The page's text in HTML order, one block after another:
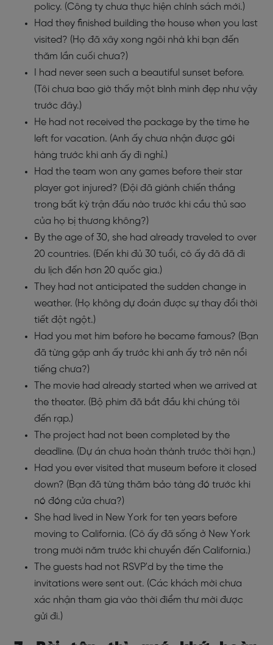
policy. (Công ty chưa thực hiện chính sách mới.)
Had they finished building the house when you last
visited? (Họ đã xây xong ngôi nhà khi bạn đến
thăm lần cuối chưa?)
I had never seen such a beautiful sunset before.
(Tôi chưa bao giờ thấy một bình minh đẹp như vậy
trước đây.)
He had not received the package by the time he
left for vacation. (Anh ấy chưa nhận được gói
hàng trước khi anh ấy đi nghỉ.)
Had the team won any games before their star
player got injured? (Đội đã giành chiến thắng
trong bất kỳ trận đấu nào trước khi cầu thủ sao
của họ bị thương không?)
By the age of 30, she had already traveled to over
20 countries. (Đến khi đủ 30 tuổi, cô ấy đã đã đi
du lịch đến hơn 20 quốc gia.)
They had not anticipated the sudden change in
weather. (Họ không dự đoán được sự thay đổi thời
tiết đột ngột.)
Had you met him before he became famous? (Bạn
đã từng gặp anh ấy trước khi anh ấy trở nên nổi
tiếng chưa?)
The movie had already started when we arrived at
the theater. (Bộ phim đã bắt đầu khi chúng tôi
đến rạp.)
The project had not been completed by the
deadline. (Dự án chưa hoàn thành trước thời hạn.)
Had you ever visited that museum before it closed
down? (Bạn đã từng thăm bảo tàng đó trước khi
nó đóng cửa chưa?)
She had lived in New York for ten years before
moving to California. (Cô ấy đã sống ở New York
trong mười năm trước khi chuyển đến California.)
The guests had not RSVP'd by the time the
invitations were sent out. (Các khách mời chưa
xác nhận tham gia vào thời điểm thư mời được
gửi đi.)